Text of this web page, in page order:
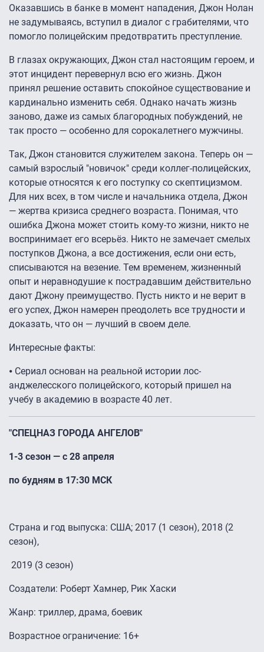
Оказавшись в банке в момент нападения, Джон Нолан
не задумываясь, вступил в диалог с грабителями, что
помогло полицейским предотвратить преступление.
В глазах окружающих, Джон стал настоящим героем, и
этот инцидент перевернул всю его жизнь. Джон
принял решение оставить спокойное существование и
кардинально изменить себя. Однако начать жизнь
заново, даже из самых благородных побуждений, не
так просто — особенно для сорокалетнего мужчины.
Так, Джон становится служителем закона. Теперь он —
самый взрослый "новичок" среди коллег-полицейских,
которые относятся к его поступку со скептицизмом.
Для них всех, в том числе и начальника отдела, Джон
— жертва кризиса среднего возраста. Понимая, что
ошибка Джона может стоить кому-то жизни, никто не
воспринимает его всерьёз. Никто не замечает смелых
поступков Джона, а все достижения, если они есть,
списываются на везение. Тем временем, жизненный
опыт и неравнодушие к пострадавшим действительно
дают Джону преимущество. Пусть никто и не верит в
его успех, Джон намерен преодолеть все трудности и
доказать, что он — лучший в своем деле.
Интересные факты:
⦁ Сериал основан на реальной истории лос-
анджелесского полицейского, который пришел на
учебу в академию в возрасте 40 лет.
"СПЕЦНАЗ ГОРОДА АНГЕЛОВ"
1-3 сезон — с 28 апреля
по будням в 17:30 МСК
Страна и год выпуска: США; 2017 (1 сезон), 2018 (2
сезон),
2019 (3 сезон)
Создатели: Роберт Хамнер, Рик Хаски
Жанр: триллер, драма, боевик
Возрастное ограничение: 16+